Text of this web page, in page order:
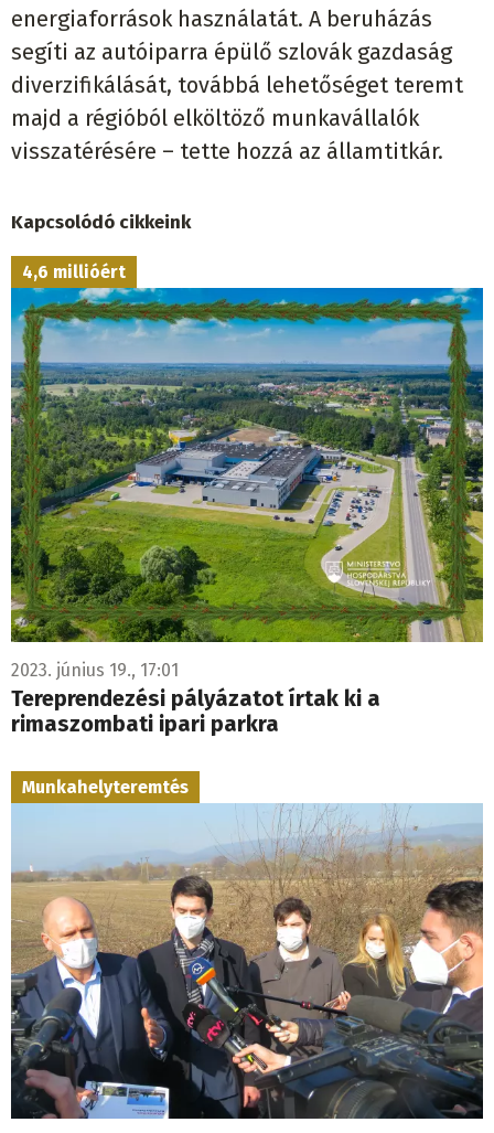
energiaforrások használatát. A beruházás
segíti az autóiparra épülő szlovák gazdaság
diverzifikálását, továbbá lehetőséget teremt
majd a régióból elköltöző munkavállalók
visszatérésére – tette hozzá az államtitkár.
Kapcsolódó cikkeink
4,6 millióért
2023. június 19., 17:01
Tereprendezési pályázatot írtak ki a
rimaszombati ipari parkra
Munkahelyteremtés